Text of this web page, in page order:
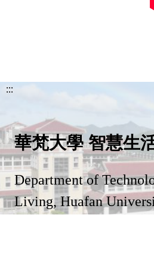
:::
華梵大學 智慧生
Department of
Living, Huafan